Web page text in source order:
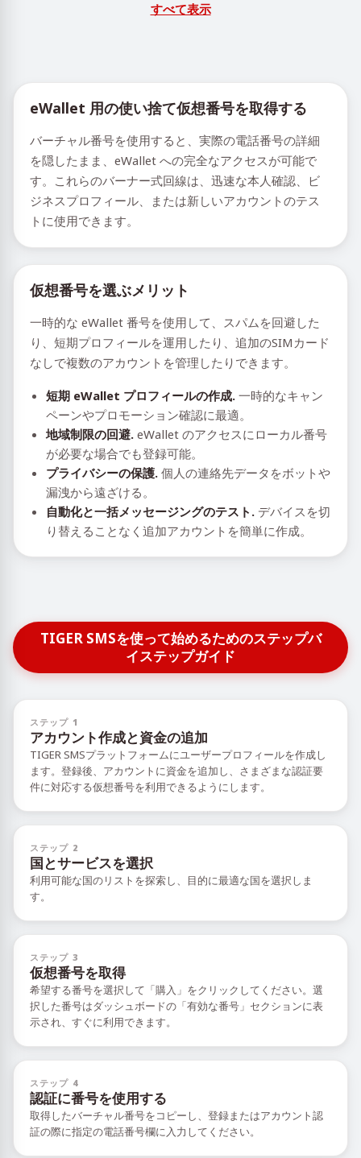
すべて表示
eWallet 用の使い捨て仮想番号を取得する
バーチャル番号を使用すると、実際の電話番号の詳細
を隠したまま、eWallet への完全なアクセスが可能で
す。これらのバーナー式回線は、迅速な本人確認、ビ
ジネスプロフィール、または新しいアカウントのテス
トに使用できます。
仮想番号を選ぶメリット
一時的な eWallet 番号を使用して、スパムを回避した
り、短期プロフィールを運用したり、追加のSIMカード
なしで複数のアカウントを管理したりできます。
短期 eWallet プロフィールの作成. 一時的なキャン
ペーンやプロモーション確認に最適。
地域制限の回避. eWallet のアクセスにローカル番号
が必要な場合でも登録可能。
プライバシーの保護. 個人の連絡先データをボットや
漏洩から遠ざける。
自動化と一括メッセージングのテスト. デバイスを切
り替えることなく追加アカウントを簡単に作成。
TIGER SMSを使って始めるためのステップバ
イステップガイド
ステップ 1
アカウント作成と資金の追加
TIGER SMSプラットフォームにユーザープロフィールを作成し
ます。登録後、アカウントに資金を追加し、さまざまな認証要
件に対応する仮想番号を利用できるようにします。
ステップ 2
国とサービスを選択
利用可能な国のリストを探索し、目的に最適な国を選択しま
す。
ステップ 3
仮想番号を取得
希望する番号を選択して「購入」をクリックしてください。選
択した番号はダッシュボードの「有効な番号」セクションに表
示され、すぐに利用できます。
ステップ 4
認証に番号を使用する
取得したバーチャル番号をコピーし、登録またはアカウント認
証の際に指定の電話番号欄に入力してください。